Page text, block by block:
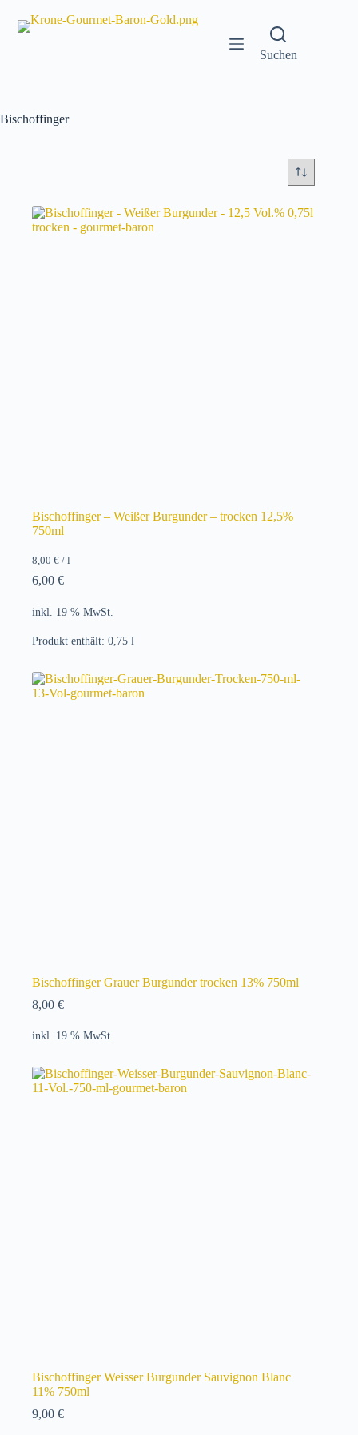
Inhalt
springen
Suchen
Bischoffinger
Bischoffinger – Weißer Burgunder – trocken 12,5%
750ml
8,00 € / l
6,00 €
inkl. 19 % MwSt.
Produkt enthält: 0,75 l
Bischoffinger Grauer Burgunder trocken 13% 750ml
8,00 €
inkl. 19 % MwSt.
Bischoffinger Weisser Burgunder Sauvignon Blanc
11% 750ml
9,00 €